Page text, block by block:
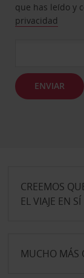
que has leído y
privacidad
ENVIAR
CREEMOS
EL VIAJE EN
MUCHO MÁS